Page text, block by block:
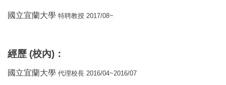
國立宜蘭大學 特聘教授 2017/08~
經歷 (校內) ：
國立宜蘭大學 代理校長 2016/04~2016/07